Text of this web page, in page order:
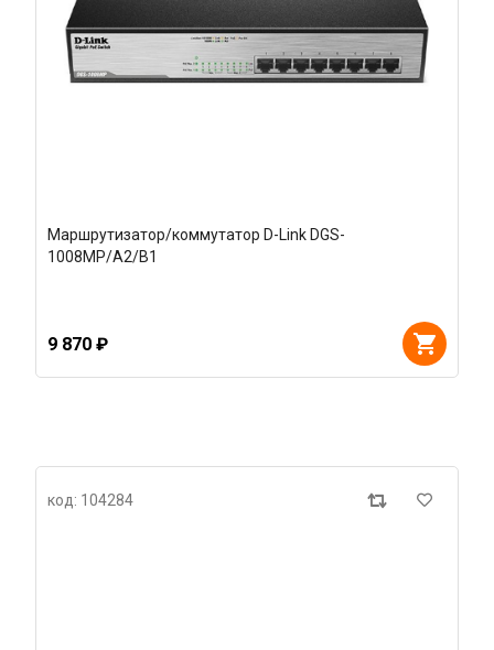
Маршрутизатор/коммутатор D-Link DGS-
1008MP/A2/B1
9 870 ₽
код: 104284